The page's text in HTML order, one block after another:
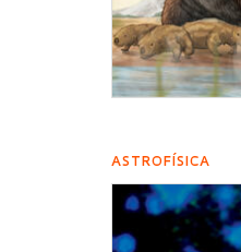
ASTROFÍSICA